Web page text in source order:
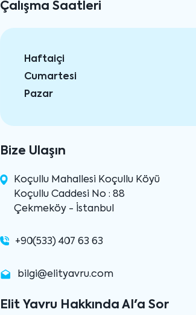
Çalışma Saatleri
Haftaiçi
Cumartesi
Pazar
Bize Ulaşın
Koçullu Mahallesi Koçullu Köyü
Koçullu Caddesi No : 88
Çekmeköy - İstanbul
+90(533) 407 63 63
bilgi@elityavru.com
Elit Yavru Hakkında AI'a Sor